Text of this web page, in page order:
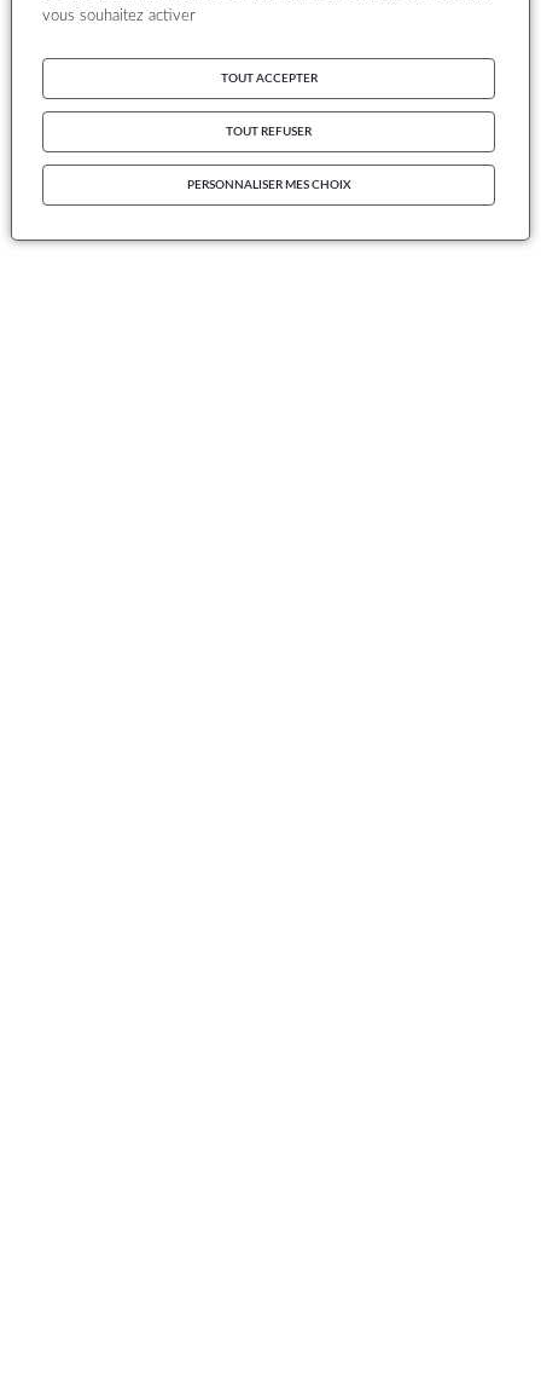
vous souhaitez activer
TOUT ACCEPTER
TOUT REFUSER
PERSONNALISER MES CHOIX